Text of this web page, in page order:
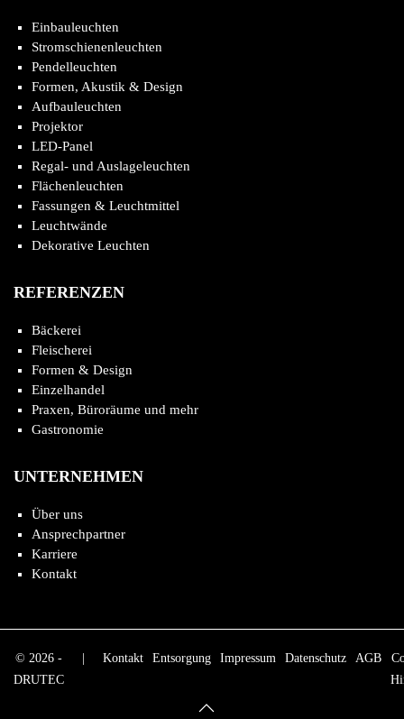
Einbauleuchten
Stromschienenleuchten
Pendelleuchten
Formen, Akustik & Design
Aufbauleuchten
Projektor
LED-Panel
Regal- und Auslageleuchten
Flächenleuchten
Fassungen & Leuchtmittel
Leuchtwände
Dekorative Leuchten
REFERENZEN
Bäckerei
Fleischerei
Formen & Design
Einzelhandel
Praxen, Büroräume und mehr
Gastronomie
UNTERNEHMEN
Über uns
Ansprechpartner
Karriere
Kontakt
© 2026 -
DRUTEC
Kontakt Entsorgung Impressum Datenschutz AGB